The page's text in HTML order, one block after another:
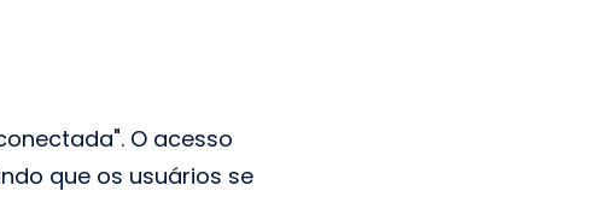
O acesso
que os usuários se